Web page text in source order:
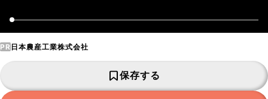
PR 日本農産工業株式会社
保存する